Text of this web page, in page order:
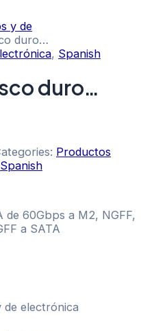
y de
duro…
, Spanish
duro…
Productos
Spanish
de 60Gbps a M2, NGFF,
a SATA
electrónica